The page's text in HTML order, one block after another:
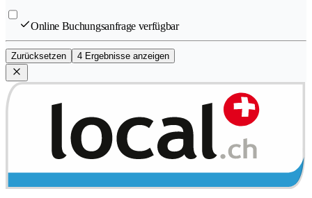
Online Buchungsanfrage verfügbar
Zurücksetzen 4 Ergebnisse anzeigen